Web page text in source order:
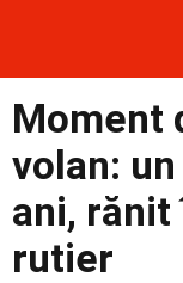
Prima
Politică
Moment
volan:
ani,
rutier